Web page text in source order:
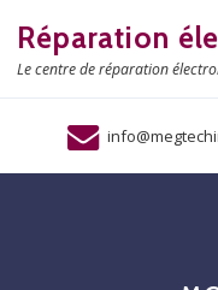
Réparation
Le centre de réparation